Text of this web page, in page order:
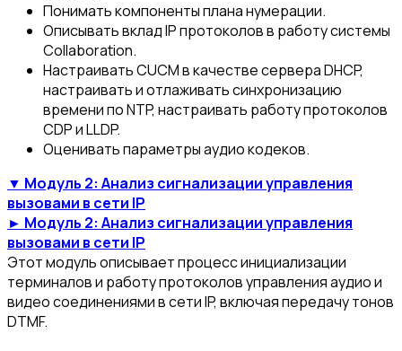
Понимать компоненты плана нумерации.
Описывать вклад IP протоколов в работу системы
Collaboration.
Настраивать CUCM в качестве сервера DHCP,
настраивать и отлаживать синхронизацию
времени по NTP, настраивать работу протоколов
CDP и LLDP.
Оценивать параметры аудио кодеков.
▼ Модуль 2: Анализ сигнализации управления
вызовами в сети IP
► Модуль 2: Анализ сигнализации управления
вызовами в сети IP
Этот модуль описывает процесс инициализации
терминалов и работу протоколов управления аудио и
видео соединениями в сети IP, включая передачу тонов
DTMF.